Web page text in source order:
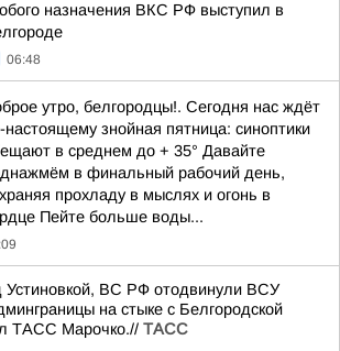
назначения ВКС РФ выступил в
06:48
утро, белгородцы!. Сегодня нас ждёт
настоящему знойная пятница: синоптики
в среднем до + 35° Давайте
в финальный рабочий день,
прохладу в мыслях и огонь в
Пейте больше воды...
Устиновкой, ВС РФ отодвинули ВСУ
на стыке с Белгородской
ТАСС Марочко.// ТАСС